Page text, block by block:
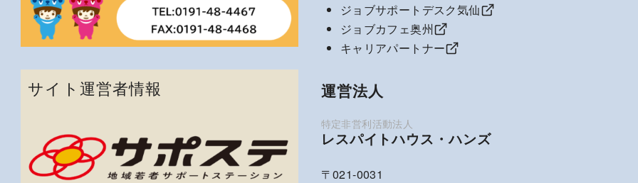
サイト運営者情報
ジョブサポートデスク気仙
ジョブカフェ奥州
キャリアパートナー
運営法人
レスパイトハウス・ハンズ
〒021-0031